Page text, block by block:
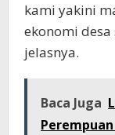
kami yakini
ekonomi
jelasnya.
Baca Juga